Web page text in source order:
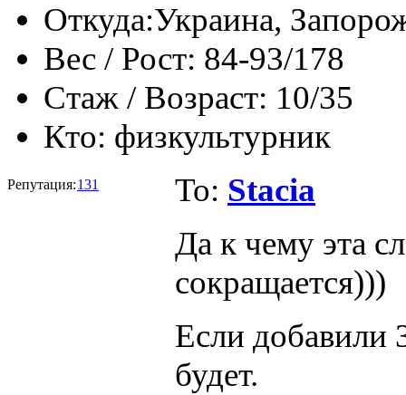
Откуда:Украина,
Вес / Рост: 84-93/178
Стаж / Возраст: 10/35
Кто: физкультурник
Репутация:131 To: Stacia
Да к чему эта
сокращается)))
Если добавили
будет.